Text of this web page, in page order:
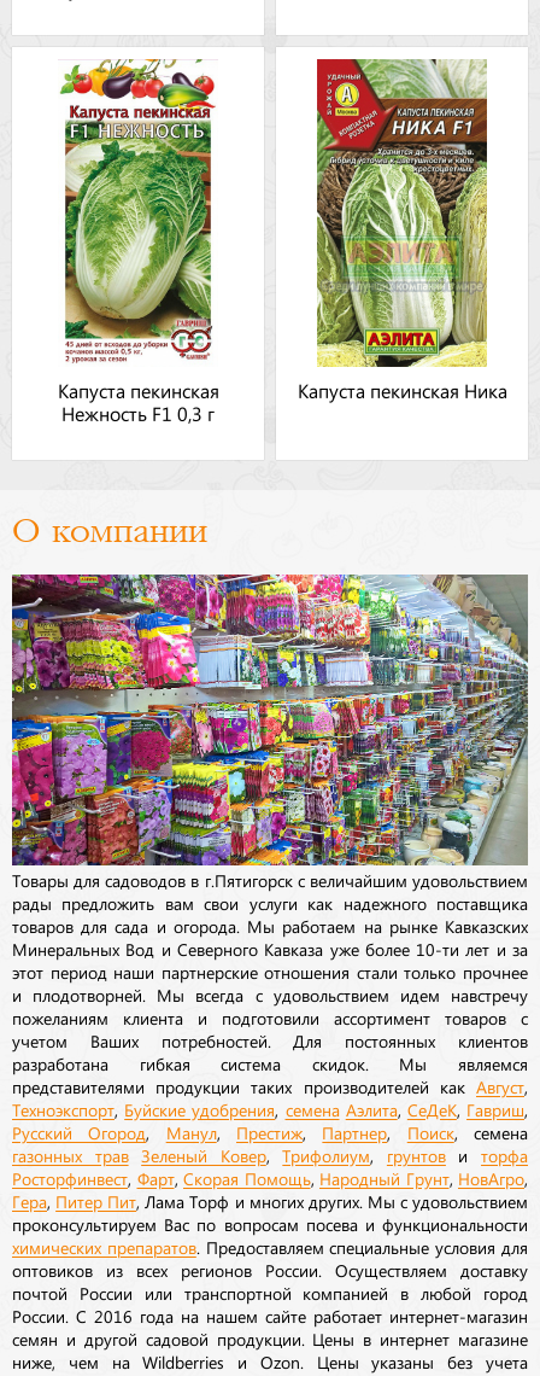
Капуста пекинская
Нежность F1 0,3 г
Капуста пекинская Ника
О компании
Товары для садоводов в г.Пятигорск с величайшим удовольствием
рады предложить вам свои услуги как надежного поставщика
товаров для сада и огорода. Мы работаем на рынке Кавказских
Минеральных Вод и Северного Кавказа уже более 10-ти лет и за
этот период наши партнерские отношения стали только прочнее
и плодотворней. Мы всегда с удовольствием идем навстречу
пожеланиям клиента и подготовили ассортимент товаров с
учетом Ваших потребностей. Для постоянных клиентов
разработана гибкая система скидок. Мы являемся
представителями продукции таких производителей как Август
Техноэкспорт Буйские удобрения семена Аэлита СеДеК, Гавриш
Русский Огород Манул, Престиж Партнер Поиск, семена
газонных трав Зеленый Ковер,Трифолиум грунтовиторфа
Росторфинвест Фарт, Скорая Помощь Народный Грунт, НовАгро
Гера Питер Пит , Лама Торф и многих других. Мы с удовольствием
проконсультируем Вас по вопросам посева и функциональности
химических препаратов. Предоставляем специальные условия для
оптовиков из всех регионов России. Осуществляем доставку
почтой России или транспортной компанией в любой город
России. С 2016 года на нашем сайте работает интернет-магазин
семян и другой садовой продукции. Цены в интернет магазине
ниже, чем на Wildberries и Ozon. Цены указаны без учета